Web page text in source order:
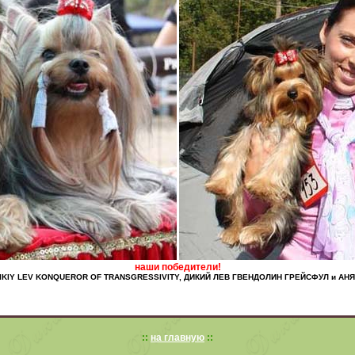
наши победители!
LEV KONQUEROR OF TRANSGRESSIVITY, ДИКИЙ ЛЕВ ГВЕНДОЛИН ГРЕЙСФУЛ и
:: на главную ::